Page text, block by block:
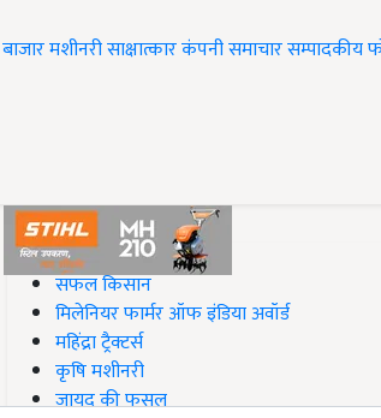
बाजारमशीनरीसाक्षात्कारकंपनी समाचारसम्पादकीय
#Top on Krishi Jagran
सफल किसान
मिलेनियर फार्मर ऑफ इंडिया अवॉर्ड
महिंद्रा ट्रैक्टर्स
कृषि मशीनरी
जायद की फसल